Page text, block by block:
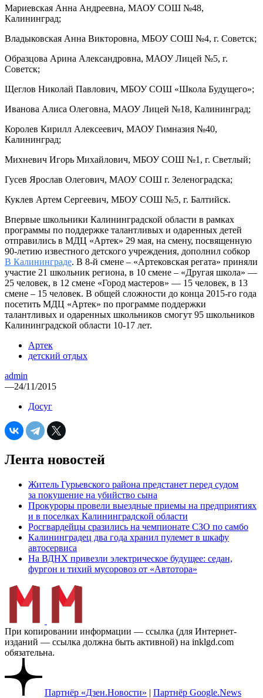
Мариевская Анна Андреевна, МАОУ СОШ №48,
Калининград;
Владыковская Анна Викторовна, МБОУ СОШ №4, г. Советск;
Образцова Арина Александровна, МАОУ Лицей №5, г.
Советск;
Щеглов Николай Павлович, МБОУ СОШ «Школа Будущего»;
Иванова Алиса Олеговна, МАОУ Лицей №18, Калининград;
Королев Кирилл Алексеевич, МАОУ Гимназия №40,
Калининград;
Михневич Игорь Михайлович, МБОУ СОШ №1, г. Светлый;
Гусев Ярослав Олегович, МАОУ СОШ г. Зеленоградска;
Куклев Артем Сергеевич, МБОУ СОШ №5, г. Балтийск.
Впервые школьники Калининградской области в рамках
программы по поддержке талантливых и одаренных детей
отправились в МДЦ «Артек» 29 мая, на смену, посвященную
90-летию известного детского учреждения, дополнил собкор
В Калининграде. В 8-й смене – «Артековская регата» приняли
участие 21 школьник региона, в 10 смене – «Другая школа» —
25 человек, в 12 смене «Город мастеров» — 15 человек, в 13
смене – 15 человек. В общей сложности до конца 2015-го года
посетить МДЦ «Артек» по программе поддержки
талантливых и одаренных школьников смогут 95 школьников
Калининградской области 10-17 лет.
Артек
детский отдых
admin
—24/11/2015
Досуг
Лента новостей
Житель Гурьевского района предстанет перед судом
за покушение на убийство сына
Прокуроры провели выездные приемы на предприятиях
и в поселках Калининградской области
Росгвардейцы сразились на чемпионате СЗО по самбо
Калининградец два года хранил пулемет в шкафу
автосервиса
На ВДНХ привезли электрическое будущее: седан,
фургон и тихий мусоровоз от «Автотора»
При копировании информации — ссылка (для Интернет-
изданий — ссылка должна быть активной) на inklgd.com
обязательна.
Партнёр «Дзен.Новости» | Партнёр Google.News